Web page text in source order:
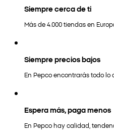
Siempre cerca de ti
Más de 4.000 tiendas en
Siempre precios bajos
En Pepco encontrarás todo lo
Espera más, paga menos
En Pepco hay calidad,